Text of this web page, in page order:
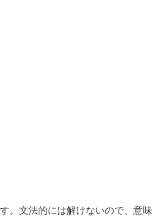
。文法的には解けないので、意味